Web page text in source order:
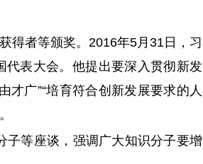
者等颁奖。2016年5月31日，习
表大会。他提出要深入贯彻新发
广”“培育符合创新发展要求的人
等座谈，强调广大知识分子要增